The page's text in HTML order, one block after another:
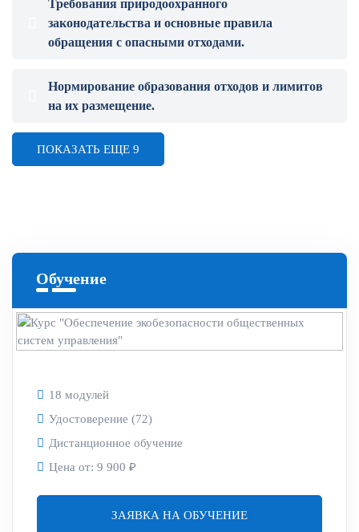
Требования природоохранного
законодательства и основные правила
обращения с опасными отходами.
Нормирование образования отходов и лимитов
на их размещение.
ПОКАЗАТЬ ЕЩЕ 9
Обучение
18 модулей
Удостоверение (72)
Дистанционное обучение
Цена от: 9 900 ₽
ЗАЯВКА НА ОБУЧЕНИЕ